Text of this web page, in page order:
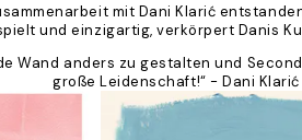
mit Dani Klarić
und einzigartig, verkörpert Danis
Wand anders zu gestalten und
große Leidenschaft!“ - Dani Klarić